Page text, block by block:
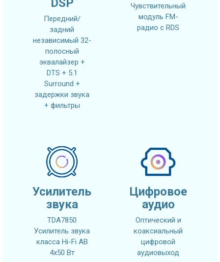
DSP
Передний/
задний
независимый 32-
полосный
эквалайзер +
DTS + 5.1
Surround +
задержки звука
+ фильтры
Чувствительный
модуль FM-
радио с RDS
Усилитель
звука
TDA7850
Усилитель звука
класса Hi-Fi AB
4x50 Вт
Цифровое
аудио
Оптический и
коаксиальный
цифровой
аудиовыход